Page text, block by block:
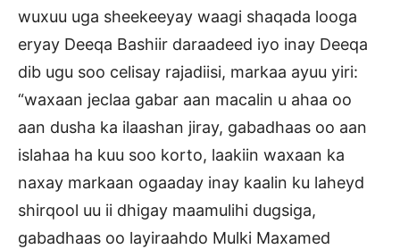
wuxuu uga sheekeeyay waagi shaqada looga
eryay Deeqa Bashiir daraadeed iyo inay Deeqa
dib ugu soo celisay rajadiisi, markaa ayuu yiri:
“waxaan jeclaa gabar aan macalin u ahaa oo
aan dusha ka ilaashan jiray, gabadhaas oo aan
islahaa ha kuu soo korto, laakiin waxaan ka
naxay markaan ogaaday inay kaalin ku laheyd
shirqool uu ii dhigay maamulihi dugsiga,
gabadhaas oo layiraahdo Mulki Maxamed